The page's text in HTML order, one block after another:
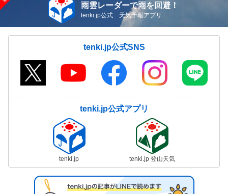
雨雲レーダーで雨を回避！
tenki.jp公式 天気予報アプリ
tenki.jp公式SNS
tenki.jp公式アプリ
tenki.jp tenki.jp 登山天気